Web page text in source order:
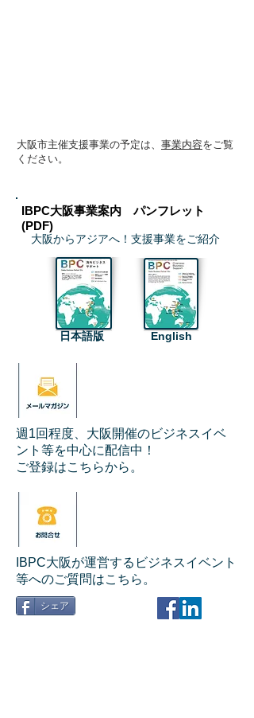
大阪市主催支援事業の予定は、 事業内容をご覧
ください。
IBPC大阪事業案内 パンフレット
(PDF)
大阪からアジアへ！支援事業をご紹介
日本語版 English
週1回程度、大阪開催のビジネスイベ
ント等を中心に配信中！
ご登録はこちらから。
IBPC大阪が運営するビジネスイベント
等へのご質問はこちら。
シェア